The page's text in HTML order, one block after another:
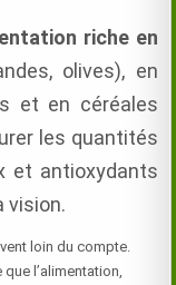
riche en
olives), en
et en céréales
les quantités
et antioxydants
vision.
loin du compte.
l’alimentation,